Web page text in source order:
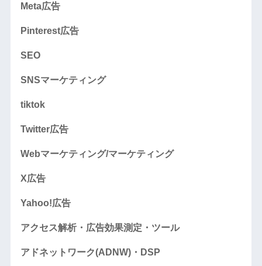
Meta広告
Pinterest広告
SEO
SNSマーケティング
tiktok
Twitter広告
Webマーケティング/マーケティング
X広告
Yahoo!広告
アクセス解析・広告効果測定・ツール
アドネットワーク(ADNW)・DSP